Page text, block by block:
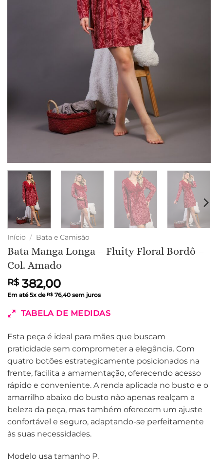
Início / Bata e Camisão
Bata Manga Longa – Fluity Floral Bordô –
Col. Amado
R$382,00
Em até5x de R$ 76,40 sem juros
TABELA DE MEDIDAS
Esta peça é ideal para mães que buscam
praticidade sem comprometer a elegância. Com
quatro botões estrategicamente posicionados na
frente, facilita a amamentação, oferecendo acesso
rápido e conveniente. A renda aplicada no busto e o
amarrilho abaixo do busto não apenas realçam a
beleza da peça, mas também oferecem um ajuste
confortável e seguro, adaptando-se perfeitamente
às suas necessidades.
Modelo usa tamanho P.